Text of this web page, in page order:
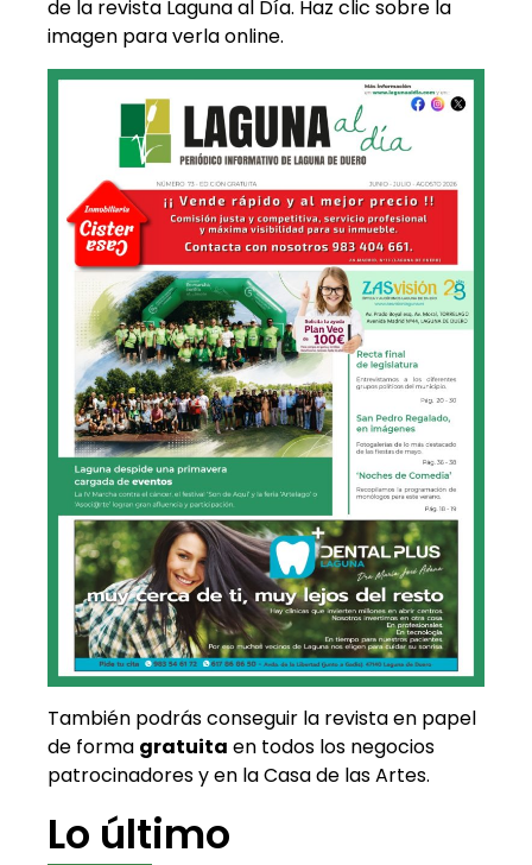
de la revista Laguna al Día. Haz clic sobre la
imagen para verla online.
También podrás conseguir la revista en papel
de forma gratuita en todos los negocios
patrocinadores y en la Casa de las Artes.
Lo último